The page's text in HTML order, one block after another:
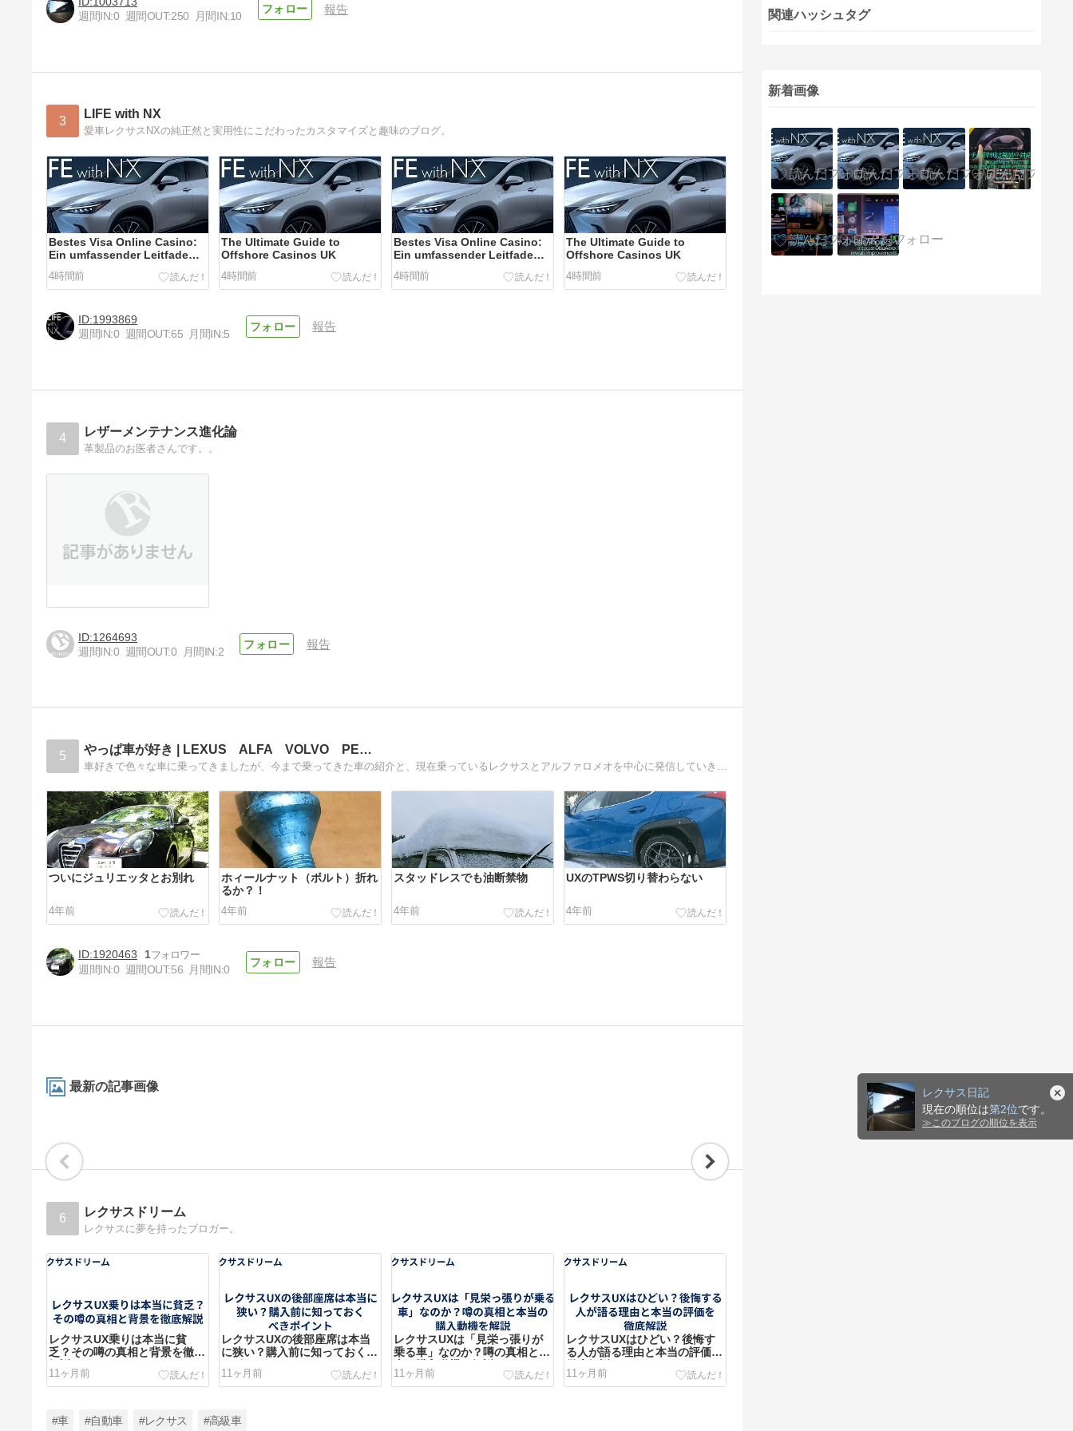
レクサス日記
現在の順位は第2位です。
≫ このブログの順位を表示
週間IN:0 週間OUT:250 月間IN:10
報告
3 LIFE with NX
愛車レクサスNXの純正然と実用性にこだわったカスタマイズと趣味のブログ。
Bestes Visa Online Casino:
Ein umfassender Leitfaden
Erfahrung
4時間前
The Ultimate Guide to
Offshore Casinos UK
4時間前
Bestes Visa Online Casino:
Ein umfassender Leitfaden
Erfahrung
4時間前
The Ultimate Guide to
Offshore Casinos UK
4時間前
Players
1993869
週間IN:0 週間OUT:65 月間IN:5
報告
4 レザーメンテナンス進化論
革製品のお医者さんです。。
1264693
週間IN:0 週間OUT:0 月間IN:2
報告
5 やっぱ車が好き | LEXUS ALFA VOLVO PE…
ついにジュリエッタとお別れ
4年前
ホィールナット（ボルト）折れ
るか？！
4年前
スタッドレスでも油断禁物
4年前
UXのTPWS切り替わらない
4年前
1920463
1
週間IN:0 週間OUT:56 月間IN:0
報告
最新の記事画像
6 レクサスドリーム
レクサスに夢を持ったブロガー。
レクサスUX乗りは本当に貧
乏？その噂の真相と背景を徹底
11ヶ月前
レクサスUXの後部座席は本当
に狭い？購入前に知っておくべ
きポイント
11ヶ月前
レクサスUXは「見栄っ張りが
乗る車」なのか？噂の真相と本
当の購入動機を解説
11ヶ月前
レクサスUXはひどい？後悔す
る人が語る理由と本当の評価を
徹底解説
11ヶ月前
#車 #自動車 #レクサス #高級車
関連ハッシュタグ
新着画像